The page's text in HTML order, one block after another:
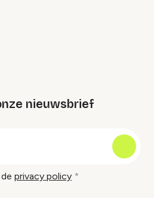
nieuwsbrief
privacy policy